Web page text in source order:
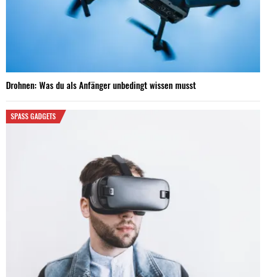
Drohnen: Was du als Anfänger unbedingt wissen musst
SPASS GADGETS